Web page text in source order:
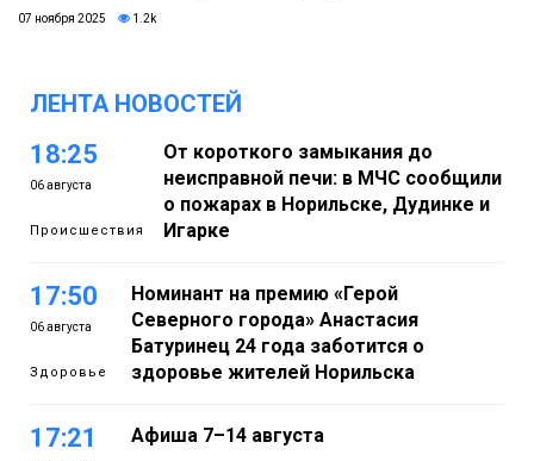
07 ноября 2025 1.2k
ЛЕНТА НОВОСТЕЙ
18:25
06 августа
Происшествия
От короткого замыкания до
неисправной печи: в МЧС сообщили
о пожарах в Норильске, Дудинке и
Игарке
17:50
06 августа
Здоровье
Номинант на премию «Герой
Северного города» Анастасия
Батуринец 24 года заботится о
здоровье жителей Норильска
17:21 Афиша 7–14 августа